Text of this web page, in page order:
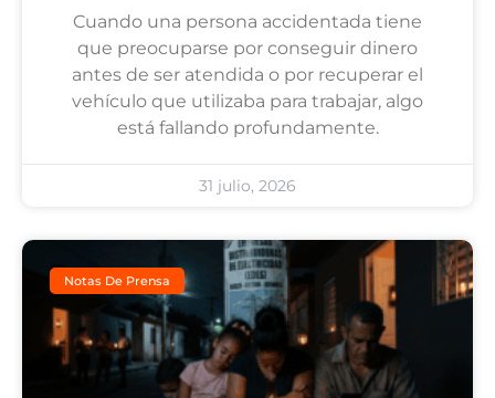
Cuando una persona accidentada tiene
que preocuparse por conseguir dinero
antes de ser atendida o por recuperar el
vehículo que utilizaba para trabajar, algo
está fallando profundamente.
31 julio, 2026
Notas De Prensa